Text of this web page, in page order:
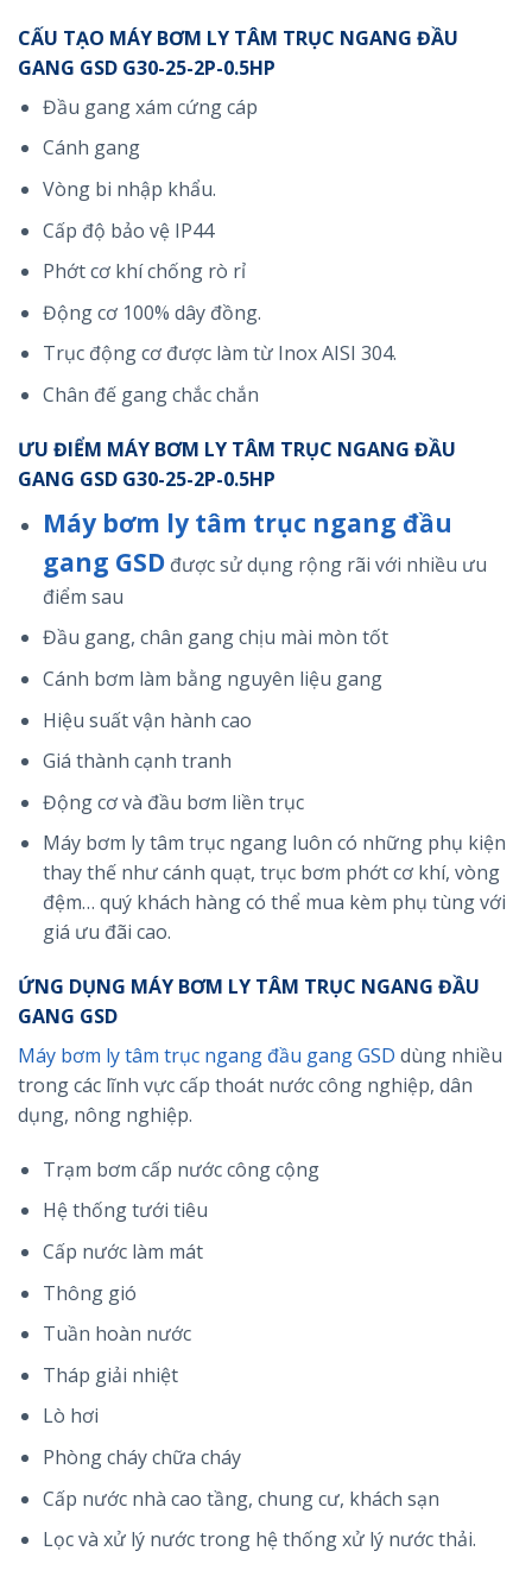
CẤU TẠO MÁY BƠM LY TÂM TRỤC NGANG ĐẦU
GANG GSD G30-25-2P-0.5HP
Đầu gang xám cứng cáp
Cánh gang
Vòng bi nhập khẩu.
Cấp độ bảo vệ IP44
Phớt cơ khí chống rò rỉ
Động cơ 100% dây đồng.
Trục động cơ được làm từ Inox AISI 304.
Chân đế gang chắc chắn
ƯU ĐIỂM MÁY BƠM LY TÂM TRỤC NGANG ĐẦU
GANG GSD G30-25-2P-0.5HP
Máy bơm ly tâm trục ngang đầu
gang GSDđược sử dụng rộng rãi với nhiều ưu
điểm sau
Đầu gang, chân gang chịu mài mòn tốt
Cánh bơm làm bằng nguyên liệu gang
Hiệu suất vận hành cao
Giá thành cạnh tranh
Động cơ và đầu bơm liền trục
Máy bơm ly tâm trục ngang luôn có những phụ kiện
thay thế như cánh quạt, trục bơm phớt cơ khí, vòng
đệm… quý khách hàng có thể mua kèm phụ tùng với
giá ưu đãi cao.
ỨNG DỤNG MÁY BƠM LY TÂM TRỤC NGANG ĐẦU
GANG GSD
Máy bơm ly tâm trục ngang đầu gang GSD dùng nhiều
trong các lĩnh vực cấp thoát nước công nghiệp, dân
dụng, nông nghiệp.
Trạm bơm cấp nước công cộng
Hệ thống tưới tiêu
Cấp nước làm mát
Thông gió
Tuần hoàn nước
Tháp giải nhiệt
Lò hơi
Phòng cháy chữa cháy
Cấp nước nhà cao tầng, chung cư, khách sạn
Lọc và xử lý nước trong hệ thống xử lý nước thải.